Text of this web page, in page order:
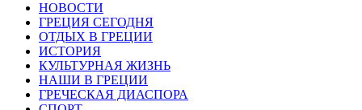
НОВОСТИ
ГРЕЦИЯ СЕГОДНЯ
ОТДЫХ В ГРЕЦИИ
ИСТОРИЯ
КУЛЬТУРНАЯ ЖИЗНЬ
НАШИ В ГРЕЦИИ
ГРЕЧЕСКАЯ ДИАСПОРА